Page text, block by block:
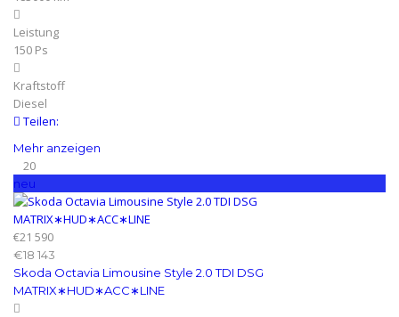
Leistung
150 Ps
Kraftstoff
Diesel
Teilen:
Mehr anzeigen
20
neu
€21 590
€18 143
Skoda Octavia Limousine Style 2.0 TDI DSG
MATRIX∗HUD∗ACC∗LINE